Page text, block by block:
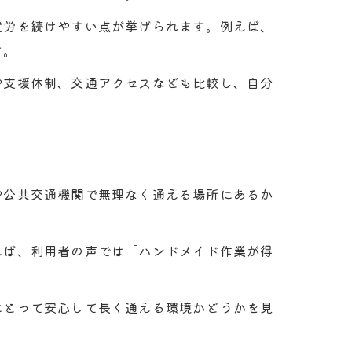
を続けやすい点が挙げられます。例えば、
援体制、交通アクセスなども比較し、自分
共交通機関で無理なく通える場所にあるか
、利用者の声では「ハンドメイド作業が得
って安心して長く通える環境かどうかを見